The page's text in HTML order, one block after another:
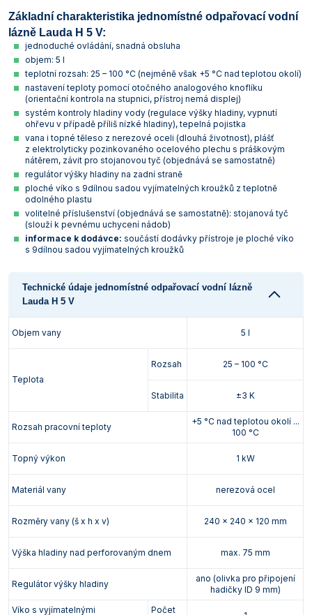
Základní charakteristika jednomístné odpařovací vodní
lázně Lauda H 5 V:
jednoduché ovládání, snadná obsluha
objem: 5 l
teplotní rozsah: 25 – 100 °C (nejméně však +5 °C nad teplotou okolí)
nastavení teploty pomocí otočného analogového knoflíku
(orientační kontrola na stupnici, přístroj nemá displej)
systém kontroly hladiny vody (regulace výšky hladiny, vypnutí
ohřevu v případě příliš nízké hladiny), tepelná pojistka
vana i topné těleso z nerezové oceli (dlouhá životnost), plášť
z elektrolyticky pozinkovaného ocelového plechu s práškovým
nátěrem, závit pro stojanovou tyč (objednává se samostatně)
regulátor výšky hladiny na zadní straně
ploché víko s 9dílnou sadou vyjímatelných kroužků z teplotně
odolného plastu
volitelné příslušenství (objednává se samostatně): stojanová tyč
(slouží k pevnému uchycení nádob)
informace k dodávce: součástí dodávky přístroje je ploché víko
s 9dílnou sadou vyjímatelných kroužků
Technické údaje jednomístné odpařovací vodní lázně
Lauda H 5 V
Objem vany 5 l
Teplota
Rozsah 25 – 100 °C
Stabilita ±3 K
Rozsah pracovní teploty
+5 °C nad teplotou okolí ...
100 °C
Topný výkon 1 kW
Materiál vany nerezová ocel
Rozměry vany (š x h x v) 240 x 240 x 120 mm
Výška hladiny nad perforovaným dnem max. 75 mm
Regulátor výšky hladiny
ano (olivka pro připojení
hadičky ID 9 mm)
Víko s vyjímatelnými
Počet